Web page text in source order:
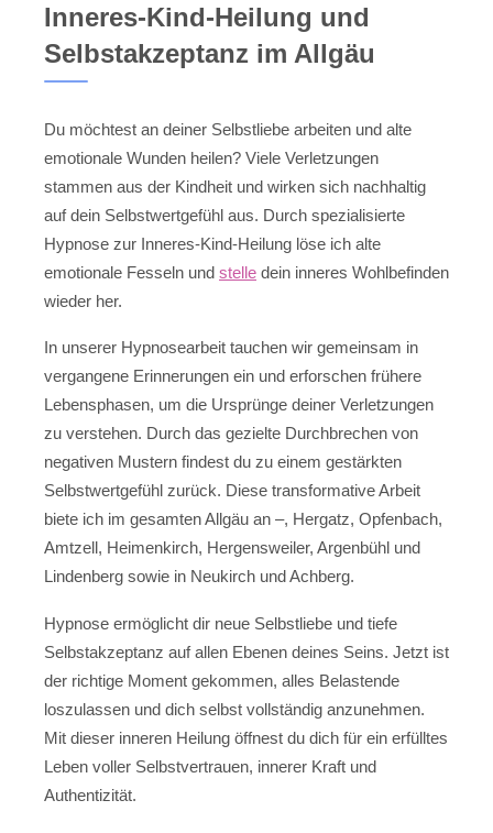
Inneres-Kind-Heilung und
Selbstakzeptanz im Allgäu
Du möchtest an deiner Selbstliebe arbeiten und alte
emotionale Wunden heilen? Viele Verletzungen
stammen aus der Kindheit und wirken sich nachhaltig
auf dein Selbstwertgefühl aus. Durch spezialisierte
Hypnose zur Inneres-Kind-Heilung löse ich alte
emotionale Fesseln und stelle dein inneres Wohlbefinden
wieder her.
In unserer Hypnosearbeit tauchen wir gemeinsam in
vergangene Erinnerungen ein und erforschen frühere
Lebensphasen, um die Ursprünge deiner Verletzungen
zu verstehen. Durch das gezielte Durchbrechen von
negativen Mustern findest du zu einem gestärkten
Selbstwertgefühl zurück. Diese transformative Arbeit
biete ich im gesamten Allgäu an –, Hergatz, Opfenbach,
Amtzell, Heimenkirch, Hergensweiler, Argenbühl und
Lindenberg sowie in Neukirch und Achberg.
Hypnose ermöglicht dir neue Selbstliebe und tiefe
Selbstakzeptanz auf allen Ebenen deines Seins. Jetzt ist
der richtige Moment gekommen, alles Belastende
loszulassen und dich selbst vollständig anzunehmen.
Mit dieser inneren Heilung öffnest du dich für ein erfülltes
Leben voller Selbstvertrauen, innerer Kraft und
Authentizität.